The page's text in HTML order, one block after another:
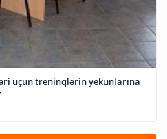
üçün treninqlərin yekunlarına